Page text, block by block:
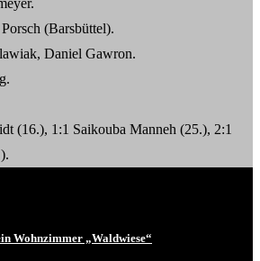
(Barsbüttel).
Daniel Gawron.
(16.), 1:1 Saikouba Manneh (25.), 2:1
Wohnzimmer „Waldwiese“